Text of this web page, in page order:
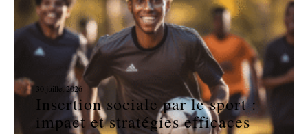
30 juillet 2026
Insertion sociale par le sport :
impact et stratégies efficaces